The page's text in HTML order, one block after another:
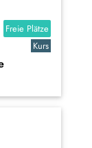
Freie Plätze
Kurs